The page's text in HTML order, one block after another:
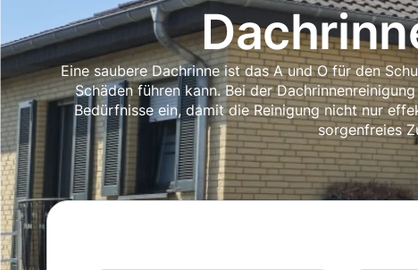
Eine saubere Dachrinne ist das A und O für den
Schäden führen kann. Bei der
Bedürfnisse ein, damit die Reinigung nicht nur
sorgenfreies